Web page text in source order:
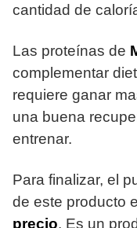
cantidad de
Las proteínas de
complementar
requiere ganar
una buena
entrenar.
Para finalizar, el
de este producto
precio. Es un